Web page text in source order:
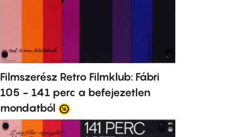
Filmszerész Retro Filmklub: Fábri
105 - 141 perc a befejezetlen
mondatból